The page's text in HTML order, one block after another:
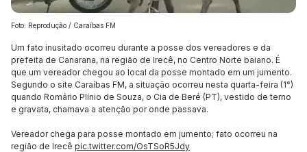
Foto: Reprodução / Caraíbas FM
Um fato inusitado ocorreu durante a posse dos vereadores e da
prefeita de Canarana, na região de Irecê, no Centro Norte baiano. É
que um vereador chegou ao local da posse montado em um jumento.
Segundo o site Caraíbas FM, a situação ocorreu nesta quarta-feira (1°)
quando Romário Plínio de Souza, o Cia de Beré (PT), vestido de terno
e gravata, chamava a atenção por onde passava.
Vereador chega para posse montado em jumento; fato ocorreu na
região de Irecê pic.twitter.com/OsTSoR5Jdy